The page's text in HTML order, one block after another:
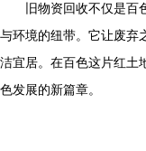
旧物资回收不仅是
与环境的纽带。它让废弃
洁宜居。在百色这片红土
色发展的新篇章。